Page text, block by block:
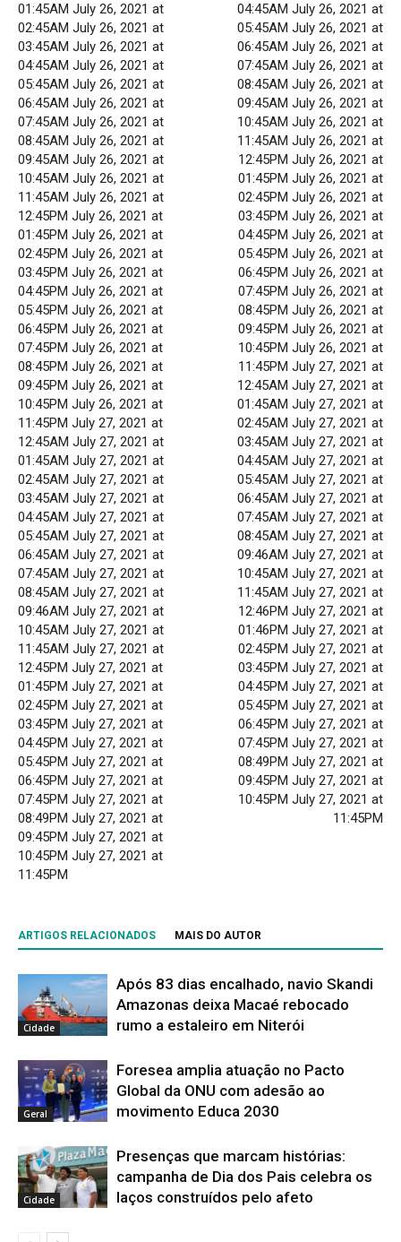
01:45AM July 26, 2021 at
02:45AM July 26, 2021 at
03:45AM July 26, 2021 at
04:45AM July 26, 2021 at
05:45AM July 26, 2021 at
06:45AM July 26, 2021 at
07:45AM July 26, 2021 at
08:45AM July 26, 2021 at
09:45AM July 26, 2021 at
10:45AM July 26, 2021 at
11:45AM July 26, 2021 at
12:45PM July 26, 2021 at
01:45PM July 26, 2021 at
02:45PM July 26, 2021 at
03:45PM July 26, 2021 at
04:45PM July 26, 2021 at
05:45PM July 26, 2021 at
06:45PM July 26, 2021 at
07:45PM July 26, 2021 at
08:45PM July 26, 2021 at
09:45PM July 26, 2021 at
10:45PM July 26, 2021 at
11:45PM July 27, 2021 at
12:45AM July 27, 2021 at
01:45AM July 27, 2021 at
02:45AM July 27, 2021 at
03:45AM July 27, 2021 at
04:45AM July 27, 2021 at
05:45AM July 27, 2021 at
06:45AM July 27, 2021 at
07:45AM July 27, 2021 at
08:45AM July 27, 2021 at
09:46AM July 27, 2021 at
10:45AM July 27, 2021 at
11:45AM July 27, 2021 at
12:45PM July 27, 2021 at
01:45PM July 27, 2021 at
02:45PM July 27, 2021 at
03:45PM July 27, 2021 at
04:45PM July 27, 2021 at
05:45PM July 27, 2021 at
06:45PM July 27, 2021 at
07:45PM July 27, 2021 at
08:49PM July 27, 2021 at
09:45PM July 27, 2021 at
10:45PM July 27, 2021 at
11:45PM
04:45AM July 26, 2021 at
05:45AM July 26, 2021 at
06:45AM July 26, 2021 at
07:45AM July 26, 2021 at
08:45AM July 26, 2021 at
09:45AM July 26, 2021 at
10:45AM July 26, 2021 at
11:45AM July 26, 2021 at
12:45PM July 26, 2021 at
01:45PM July 26, 2021 at
02:45PM July 26, 2021 at
03:45PM July 26, 2021 at
04:45PM July 26, 2021 at
05:45PM July 26, 2021 at
06:45PM July 26, 2021 at
07:45PM July 26, 2021 at
08:45PM July 26, 2021 at
09:45PM July 26, 2021 at
10:45PM July 26, 2021 at
11:45PM July 27, 2021 at
12:45AM July 27, 2021 at
01:45AM July 27, 2021 at
02:45AM July 27, 2021 at
03:45AM July 27, 2021 at
04:45AM July 27, 2021 at
05:45AM July 27, 2021 at
06:45AM July 27, 2021 at
07:45AM July 27, 2021 at
08:45AM July 27, 2021 at
09:46AM July 27, 2021 at
10:45AM July 27, 2021 at
11:45AM July 27, 2021 at
12:46PM July 27, 2021 at
01:46PM July 27, 2021 at
02:45PM July 27, 2021 at
03:45PM July 27, 2021 at
04:45PM July 27, 2021 at
05:45PM July 27, 2021 at
06:45PM July 27, 2021 at
07:45PM July 27, 2021 at
08:49PM July 27, 2021 at
09:45PM July 27, 2021 at
10:45PM July 27, 2021 at
11:45PM
ARTIGOS RELACIONADOS MAIS DO AUTOR
Cidade
Após 83 dias encalhado, navio Skandi
Amazonas deixa Macaé rebocado
rumo a estaleiro em Niterói
Geral
Foresea amplia atuação no Pacto
Global da ONU com adesão ao
movimento Educa 2030
Cidade
Presenças que marcam histórias:
campanha de Dia dos Pais celebra os
laços construídos pelo afeto